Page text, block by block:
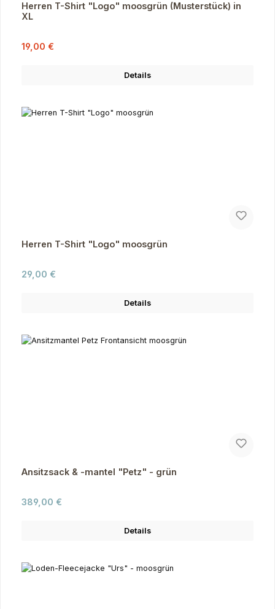
Herren T-Shirt "Logo" moosgrün (Musterstück) in
XL
Verkaufspreis:
19,00 €
Details
Herren T-Shirt "Logo" moosgrün
Regulärer Preis:
29,00 €
Details
Ansitzsack & -mantel "Petz" - grün
Regulärer Preis:
389,00 €
Details